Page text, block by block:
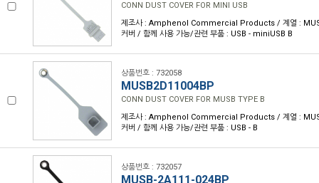
CONN DUST COVER FOR MINI USB
제조사 : Amphenol Commercial Products / 계열 :
커버 / 함께 사용 가능/관련 부품 : USB - miniUSB B
상품번호 : 732058
MUSB2D11004BP
CONN DUST COVER FOR MUSB TYPE B
제조사 : Amphenol Commercial Products / 계열 :
커버 / 함께 사용 가능/관련 부품 : USB - B
상품번호 : 732057
MUSB-2A111-024BP